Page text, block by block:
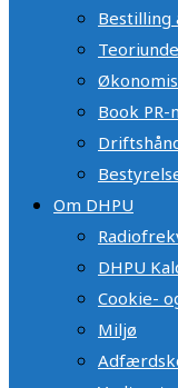
Book
Om DHPU
DHPU
Cookie-
Miljø